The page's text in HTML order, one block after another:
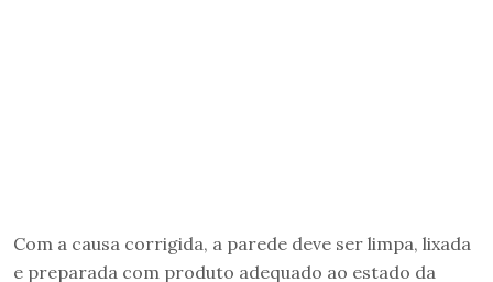
Com a causa corrigida, a parede deve ser limpa, lixada
e preparada com produto adequado ao estado da